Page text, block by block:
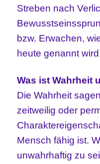
Streben nach
bzw. Erwachen,
heute genannt
Was ist Wahrheit
Die Wahrheit
zeitweilig oder
Mensch fähig ist.
unwahrhaftig zu